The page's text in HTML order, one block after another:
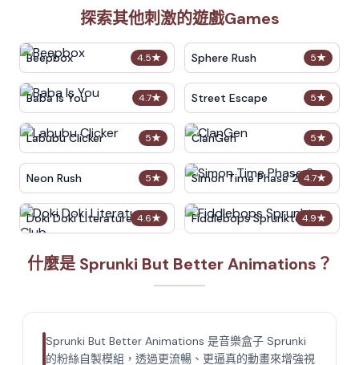
探索其他刺激的遊戲Games
4.5★
Beepbox 5★
Sphere Rush
4.7★
Baba Is You 5★
Street Escape
5★
Labubu Clicker 5★
ClanGen
5★
Neon Rush 4.7★
Simon Time Phase 2
4.6★
Doki Doki Literature Club 4.9★
Fiddlebops Sprunkters
什麼是 Sprunki But Better Animations？
Sprunki But Better Animations 是音樂盒子 Sprunki
的粉絲自製模組，透過更流暢、更逼真的動畫來增強視